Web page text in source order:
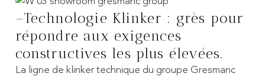
–Technologie Klinker : grès pour
répondre aux exigences
constructives les plus élevées.
La ligne de klinker technique du groupe Gresmanc